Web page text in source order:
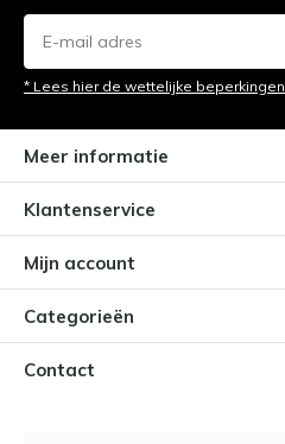
* Lees hier de wettelijke beperkingen
Meer informatie
Klantenservice
Mijn account
Categorieën
Contact